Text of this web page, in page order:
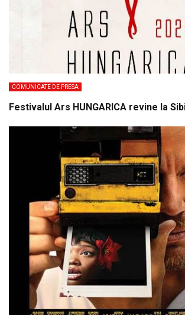
COMUNICATE DE PRESA
Festivalul Ars HUNGARICA revine la